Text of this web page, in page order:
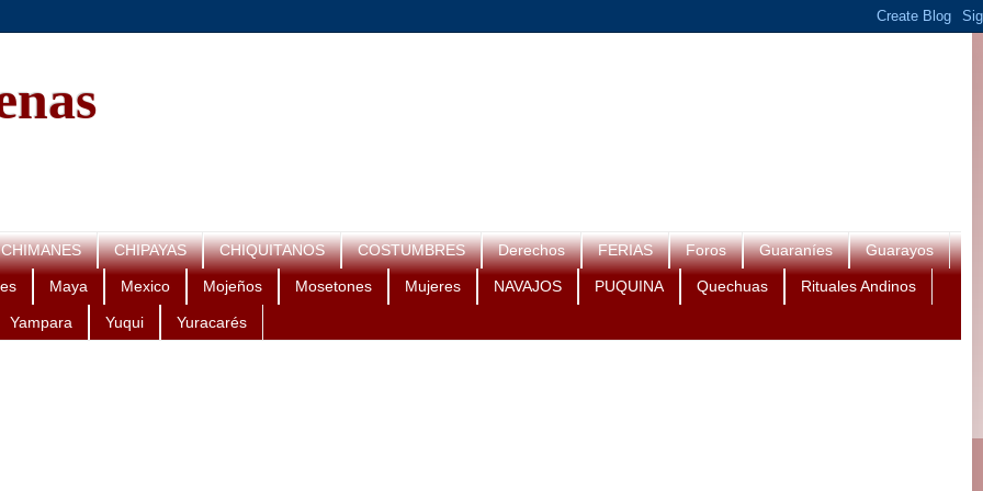
CHIMANES CHIPAYAS CHIQUITANOS COSTUMBRES Derechos FERIAS Foros Guaraníes Guarayos
Maya Mexico Mojeños Mosetones Mujeres NAVAJOS PUQUINA Quechuas Rituales Andinos
Yampara Yuqui Yuracarés